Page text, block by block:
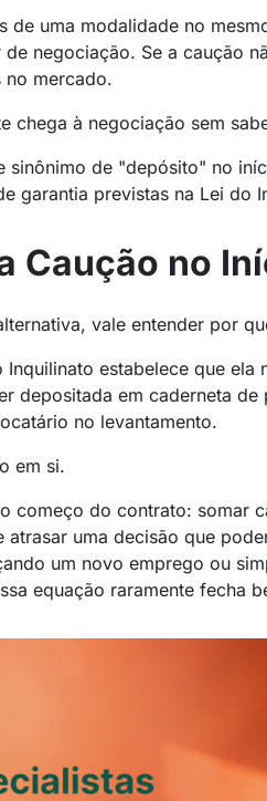
de uma modalidade no
negociação. Se a caução
no mercado.
chega à negociação sem
sinônimo de "depósito" no
garantia previstas na Lei do
Caução no
vale entender por
estabelece que
depositada em caderneta
no levantamento.
em si.
começo do contrato: somar
uma decisão que
um novo emprego ou
equação raramente fecha